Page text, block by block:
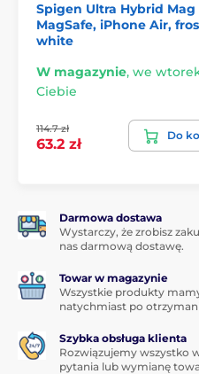
Spigen Ultra Hybrid Mag
MagSafe, iPhone Air,
white
W magazynie, we wtorek
Ciebie
114.7 zł
63.2 zł
Do
Darmowa dostawa
Wystarczy, że zrobisz
nas darmową dostawę.
Towar w magazynie
Wszystkie produkty
natychmiast po
Szybka obsługa klienta
Rozwiązujemy wszystko
pytania lub wymianę